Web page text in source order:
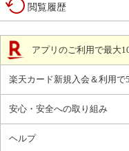
閲覧履歴
アプリのご利用で最大
楽天カード新規入会＆利用で
安心・安全への取り組み
ヘルプ